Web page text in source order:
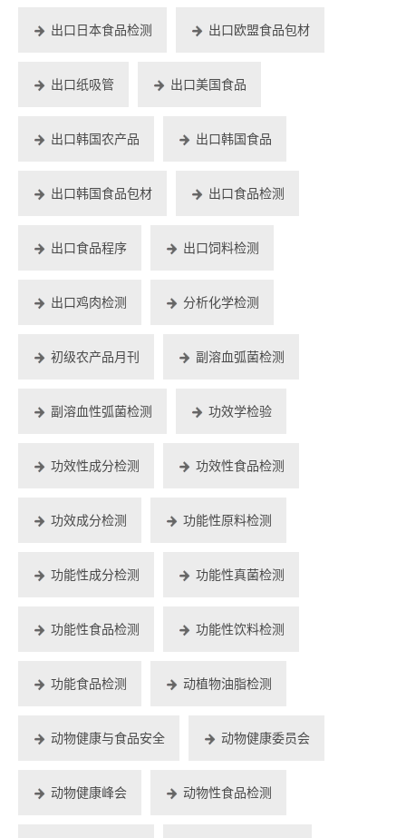
出口日本食品检测 出口欧盟食品包材
出口纸吸管 出口美国食品
出口韩国农产品 出口韩国食品
出口韩国食品包材 出口食品检测
出口食品程序 出口饲料检测
出口鸡肉检测 分析化学检测
初级农产品月刊 副溶血弧菌检测
副溶血性弧菌检测 功效学检验
功效性成分检测 功效性食品检测
功效成分检测 功能性原料检测
功能性成分检测 功能性真菌检测
功能性食品检测 功能性饮料检测
功能食品检测 动植物油脂检测
动物健康与食品安全 动物健康委员会
动物健康峰会 动物性食品检测